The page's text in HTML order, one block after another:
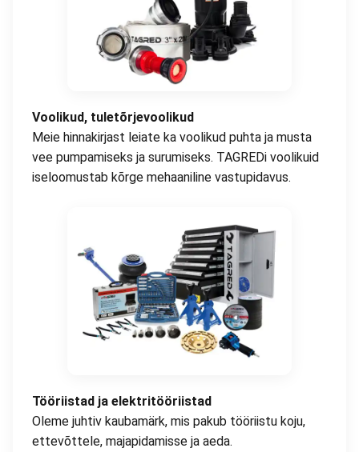
Voolikud, tuletõrjevoolikud
Meie hinnakirjast leiate ka voolikud puhta ja musta
vee pumpamiseks ja surumiseks. TAGREDi voolikuid
iseloomustab kõrge mehaaniline vastupidavus.
Tööriistad ja elektritööriistad
Oleme juhtiv kaubamärk, mis pakub tööriistu koju,
ettevõttele, majapidamisse ja aeda.